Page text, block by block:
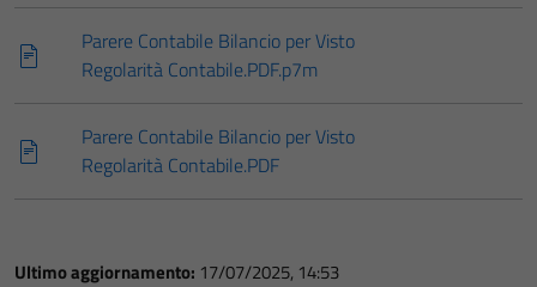
Parere Contabile Bilancio per Visto
Regolarità Contabile.PDF.p7m
Parere Contabile Bilancio per Visto
Regolarità Contabile.PDF
Ultimo aggiornamento: 17/07/2025, 14:53